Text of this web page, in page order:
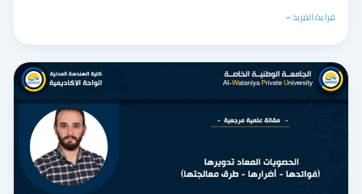
قراءة المزيد »
الحصويات
المعاد
تدويرها
طرق
معالجتها)